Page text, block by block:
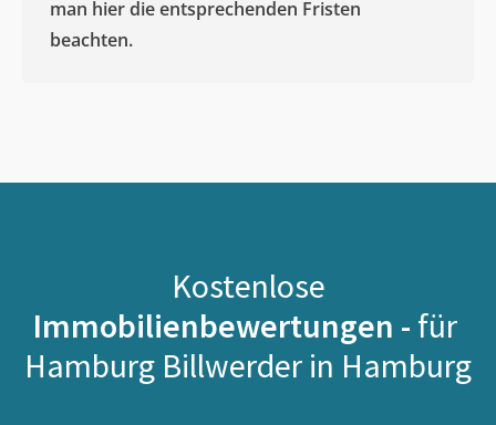
man hier die entsprechenden Fristen
beachten.
Kostenlose
Immobilienbewertungen - für
Hamburg Billwerder in Hamburg